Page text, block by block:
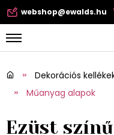
webshop@ewalds.hu
Dekorációs
Műanyag alapok
Ezüst